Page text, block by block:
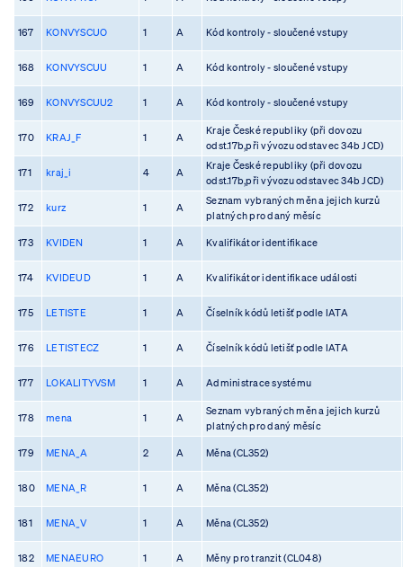
167 KONVYSCUO 1 A Kód kontroly - sloučené vstupy
168 KONVYSCUU 1 A Kód kontroly - sloučené vstupy
169 KONVYSCUU2 1 A Kód kontroly - sloučené vstupy
170 KRAJ_F 1 A
Kraje České republiky (při dovozu
odst.17b,při vývozu odstavec 34b JCD)
171 kraj_i 4 A
Kraje České republiky (při dovozu
odst.17b,při vývozu odstavec 34b JCD)
172 kurz 1 A
Seznam vybraných měn a jejich kurzů
platných pro daný měsíc
173 KVIDEN 1 A Kvalifikátor identifikace
174 KVIDEUD 1 A Kvalifikátor identifikace události
175 LETISTE 1 A Číselník kódů letišť podle IATA
176 LETISTECZ 1 A Číselník kódů letišť podle IATA
177 LOKALITYVSM 1 A Administrace systému
178 mena 1 A
Seznam vybraných měn a jejich kurzů
platných pro daný měsíc
179 MENA_A 2 A Měna (CL352)
180 MENA_R 1 A Měna (CL352)
181 MENA_V 1 A Měna (CL352)
182 MENAEURO 1 A Měny pro tranzit (CL048)